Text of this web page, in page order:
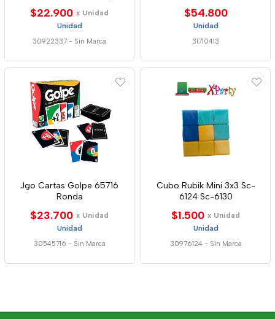
$22.900 x Unidad
Unidad
30922337 - Sin Marca
$54.800
Unidad
31710413
Jgo Cartas Golpe 65716
Ronda
$23.700 x Unidad
Unidad
30545716 - Sin Marca
Cubo Rubik Mini 3x3 Sc-
6124 Sc-6130
$1.500 x Unidad
Unidad
30976124 - Sin Marca